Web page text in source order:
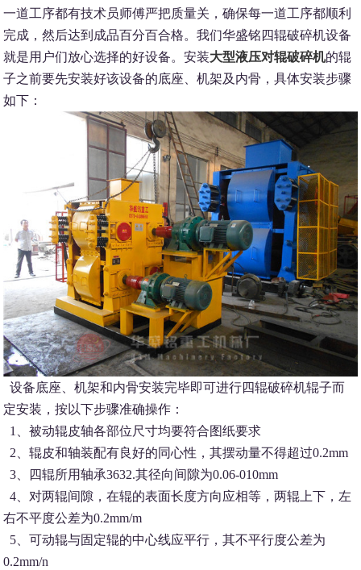
一道工序都有技术员师傅严把质量关，确保每一道工序都顺利
完成，然后达到成品百分百合格。我们华盛铭四辊破碎机设备
就是用户们放心选择的好设备。安装大型液压对辊破碎机的辊
子之前要先安装好该设备的底座、机架及内骨，具体安装步骤
如下：
设备底座、机架和内骨安装完毕即可进行四辊破碎机辊子而
定安装，按以下步骤准确操作：
1、被动辊皮轴各部位尺寸均要符合图纸要求
2、辊皮和轴装配有良好的同心性，其摆动量不得超过0.2mm
3、四辊所用轴承3632.其径向间隙为0.06-010mm
4、对两辊间隙，在辊的表面长度方向应相等，两辊上下，左
右不平度公差为0.2mm/m
5、可动辊与固定辊的中心线应平行，其不平行度公差为
0.2mm/n